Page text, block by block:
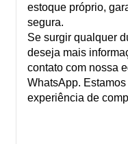
estoque próprio,
segura.
Se surgir qualquer
deseja mais
contato com nossa
WhatsApp.
experiência de